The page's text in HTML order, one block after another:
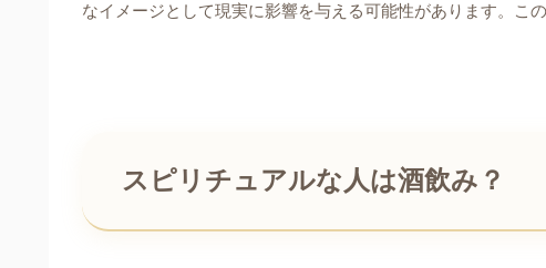
なイメージとして現実に影響を与える可能性があります。こ
スピリチュアルな人は酒飲み？